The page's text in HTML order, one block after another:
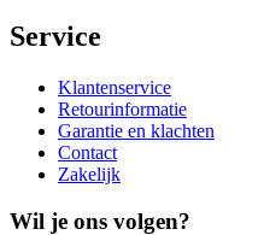
Service
Klantenservice
Retourinformatie
Garantie en klachten
Contact
Zakelijk
Wil je ons volgen?